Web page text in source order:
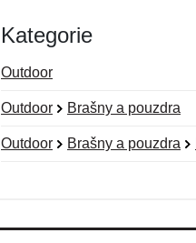
Kategorie
Outdoor
Outdoor Brašny a pouzdra
Outdoor Brašny a pouzdra